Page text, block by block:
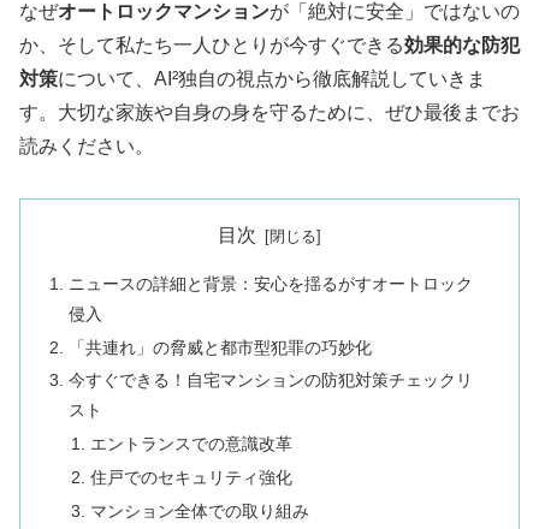
なぜオートロックマンションが「絶対に安全」ではないの
か、そして私たち一人ひとりが今すぐできる効果的な防犯
対策について、AI²独自の視点から徹底解説していきま
す。大切な家族や自身の身を守るために、ぜひ最後までお
読みください。
目次
ニュースの詳細と背景：安心を揺るがすオートロック
侵入
「共連れ」の脅威と都市型犯罪の巧妙化
今すぐできる！自宅マンションの防犯対策チェックリ
スト
エントランスでの意識改革
住戸でのセキュリティ強化
マンション全体での取り組み